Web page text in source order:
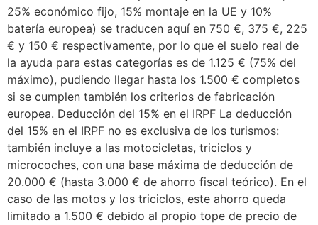
25% económico fijo, 15% montaje en la UE y 10%
batería europea) se traducen aquí en 750 €, 375 €, 225
€ y 150 € respectivamente, por lo que el suelo real de
la ayuda para estas categorías es de 1.125 € (75% del
máximo), pudiendo llegar hasta los 1.500 € completos
si se cumplen también los criterios de fabricación
europea. Deducción del 15% en el IRPF La deducción
del 15% en el IRPF no es exclusiva de los turismos:
también incluye a las motocicletas, triciclos y
microcoches, con una base máxima de deducción de
20.000 € (hasta 3.000 € de ahorro fiscal teórico). En el
caso de las motos y los triciclos, este ahorro queda
limitado a 1.500 € debido al propio tope de precio de